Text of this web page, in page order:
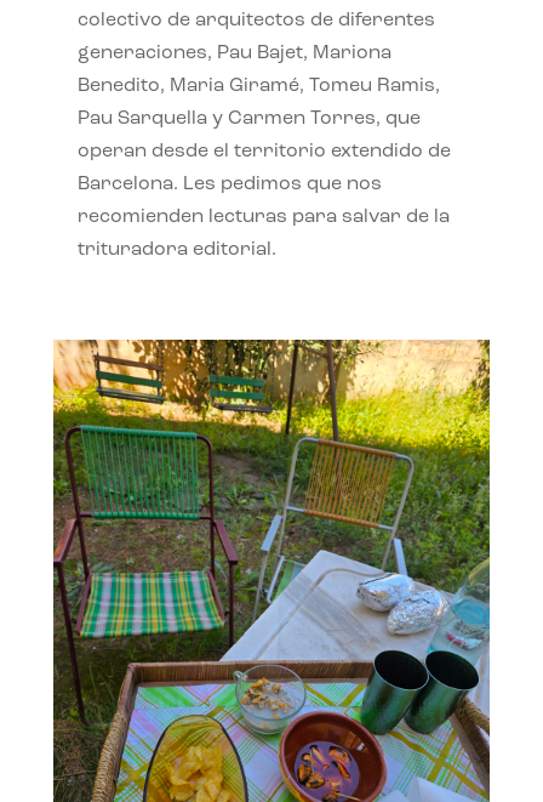
colectivo de arquitectos de diferentes
generaciones, Pau Bajet, Mariona
Benedito, Maria Giramé, Tomeu Ramis,
Pau Sarquella y Carmen Torres, que
operan desde el territorio extendido de
Barcelona. Les pedimos que nos
recomienden lecturas para salvar de la
trituradora editorial.